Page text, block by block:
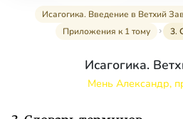
Исагогика. Введение в Ветхий
Приложения к 1 тому
3.
Исагогика.
Мень Александр,